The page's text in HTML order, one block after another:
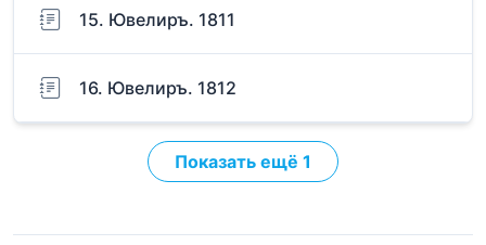
15. Ювелиръ. 1811
16. Ювелиръ. 1812
Показать ещё 1